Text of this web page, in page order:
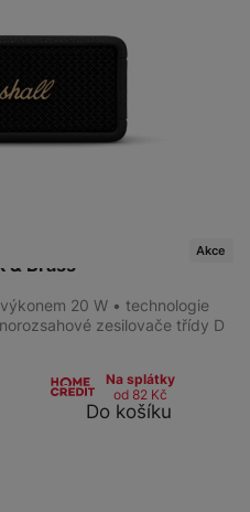
& Brass
Akce
20 W • technologie
zesilovače třídy D
Na splátky
od 82 Kč
Do košíku